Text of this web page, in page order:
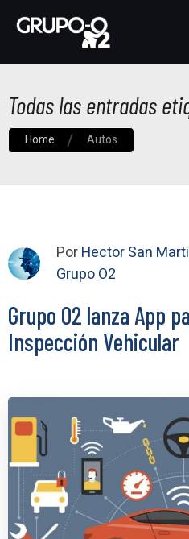
Todas las entradas
Home Autos
PorHector San
Grupo O2
Grupo O2 lanza App
Inspección Vehicular